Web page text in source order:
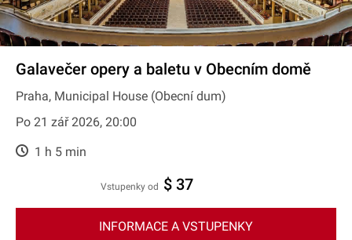
Galavečer opery a baletu v Obecním domě
Praha, Municipal House (Obecní dum)
Po 21 zář 2026, 20:00
1 h 5 min
Vstupenky od $ 37
INFORMACE A VSTUPENKY